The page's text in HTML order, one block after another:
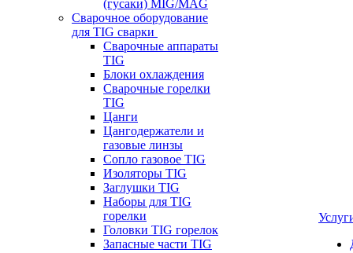
(гусаки) MIG/MAG
Сварочное оборудование
для TIG сварки
Сварочные аппараты
TIG
Блоки охлаждения
Сварочные горелки
TIG
Цанги
Цангодержатели и
газовые линзы
Сопло газовое TIG
Изоляторы TIG
Заглушки TIG
Наборы для TIG
горелки
Головки TIG горелок
Запасные части TIG